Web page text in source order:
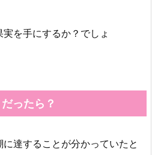
を手にするか？でしょ
ったら？
達することが分かっていたと